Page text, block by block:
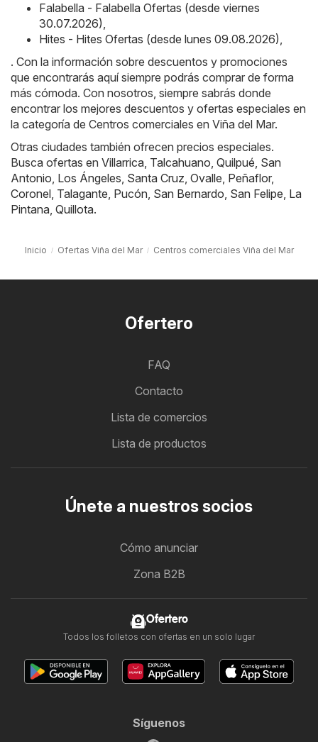
Falabella - Falabella Ofertas (desde viernes
30.07.2026)
Hites - Hites Ofertas (desde lunes 09.08.2026)
. Con la información sobre descuentos y promociones
que encontrarás aquí siempre podrás comprar de forma
más cómoda. Con nosotros, siempre sabrás donde
encontrar los mejores descuentos y ofertas especiales en
la categoría de Centros comerciales en Viña del Mar.
Otras ciudades también ofrecen precios especiales.
Busca ofertas en Villarrica Talcahuano Quilpué San
Antonio Los Ángeles Santa Cruz Ovalle Peñaflor,
Coronel Talagante Pucón San Bernardo San Felipe La
Pintana Quillota.
Inicio Ofertas Viña del Mar Centros comerciales Viña del Mar
Ofertero
FAQ
Contacto
Lista de comercios
Lista de productos
Únete a nuestros socios
Cómo anunciar
Zona B2B
Ofertero
Todos los folletos con ofertas en un solo lugar
Síguenos